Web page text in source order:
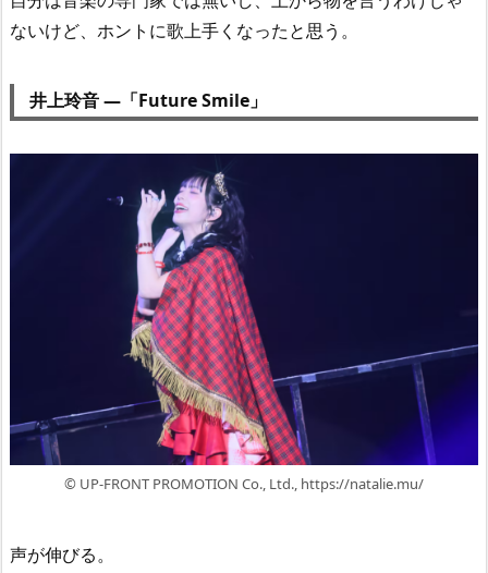
ないけど、ホントに歌上手くなったと思う。
井上玲音 —「Future Smile」
© UP-FRONT PROMOTION Co., Ltd., https://natalie.mu/
声が伸びる。